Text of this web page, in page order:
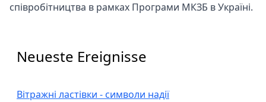
співробітництва в рамках Програми МКЗБ в Україні.
Neueste Ereignisse
Вітражні ластівки - символи надії